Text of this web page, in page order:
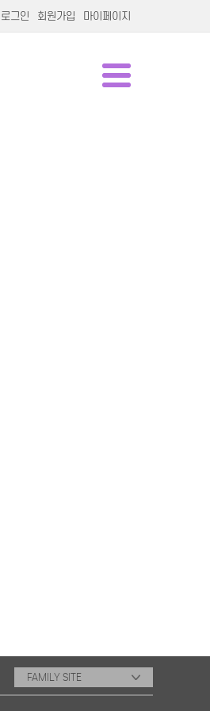
로그인 회원가입 마이페이지
FAMILY SITE